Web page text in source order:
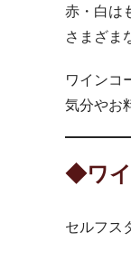
赤・白は
さまざま
ワインコ
気分やお
◆ワイ
セルフス